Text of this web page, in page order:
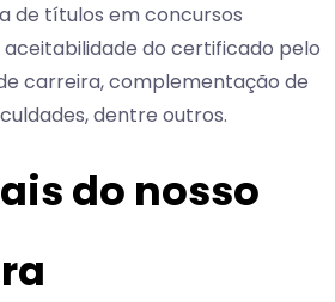
de títulos em concursos
do certificado pelo
carreira, complementação de
dentre outros.
do nosso